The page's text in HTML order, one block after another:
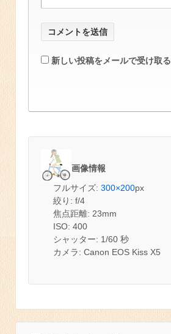
新しい投稿をメールで受け取る
画像情報
フルサイズ: 300×200px
絞り: f/4
焦点距離: 23mm
ISO: 400
シャッター: 1/60 秒
カメラ: Canon EOS Kiss X5